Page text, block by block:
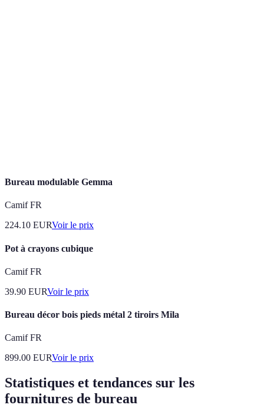
Bureau modulable Gemma
Camif FR
224.10 EURVoir le prix
Pot à crayons cubique
Camif FR
39.90 EURVoir le prix
Bureau décor bois pieds métal 2 tiroirs Mila
Camif FR
899.00 EURVoir le prix
Statistiques et tendances sur les
fournitures de bureau